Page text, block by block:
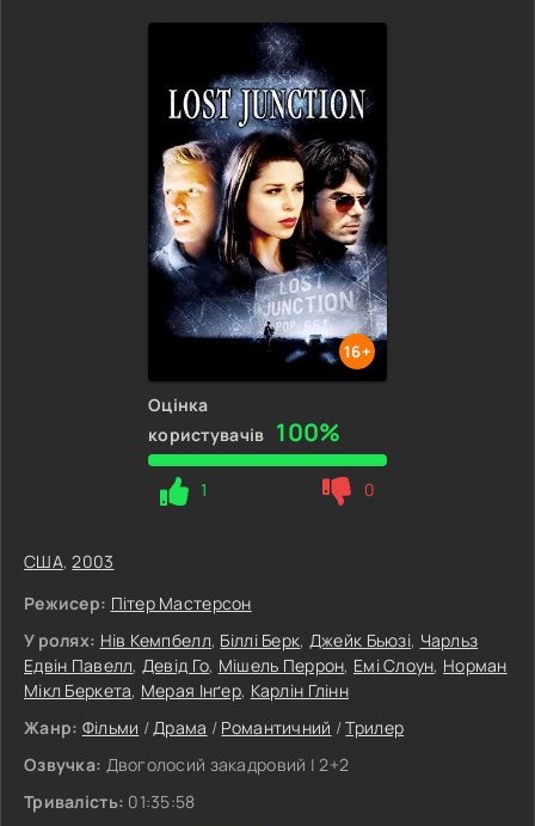
16+
Оцінка
користувачів 100%
1 0
США,2003
Режисер: Пітер Мастерсон
У ролях: Нів Кемпбелл, Біллі Берк, Джейк Бьюзі, Чарльз
Едвін Павелл, Девід Го, Мішель Перрон, Емі Слоун, Норман
Мікл Беркета, Мерая Інґер, Карлін Глінн
Жанр: Фільми /Драма / Романтичний /Трилер
Озвучка: Двоголосий закадровий | 2+2
Тривалість: 01:35:58